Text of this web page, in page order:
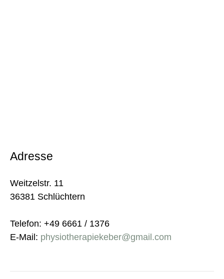
Adresse
Weitzelstr. 11
36381 Schlüchtern
Telefon: +49 6661 / 1376
E-Mail: physiotherapiekeber@gmail.com